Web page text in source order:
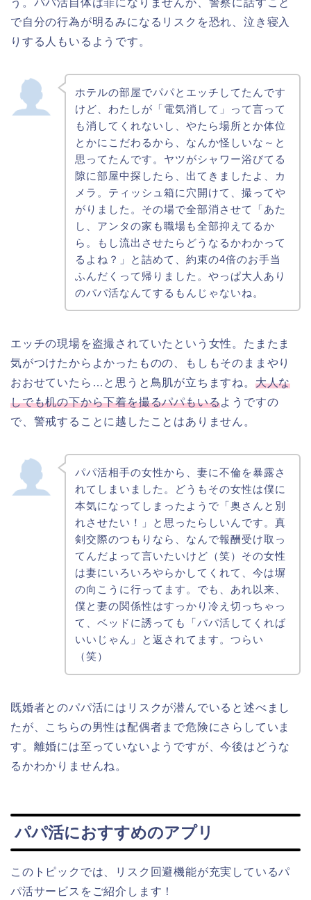
で自分の行為が明るみになるリスクを恐れ、泣き寝入
りする人もいるようです。
ホテルの部屋でパパとエッチしてたんです
けど、わたしが「電気消して」って言って
も消してくれないし、やたら場所とか体位
とかにこだわるから、なんか怪しいな～と
思ってたんです。ヤツがシャワー浴びてる
隙に部屋中探したら、出てきましたよ、カ
メラ。ティッシュ箱に穴開けて、撮ってや
がりました。その場で全部消させて「あた
し、アンタの家も職場も全部抑えてるか
ら。もし流出させたらどうなるかわかって
るよね？」と詰めて、約束の4倍のお手当
ふんだくって帰りました。やっぱ大人あり
のパパ活なんてするもんじゃないね。
エッチの現場を盗撮されていたという女性。たまたま
気がつけたからよかったものの、もしもそのままやり
おおせていたら…と思うと鳥肌が立ちますね。 大人な
しでも机の下から下着を撮るパパもいるようですの
で、警戒することに越したことはありません。
パパ活相手の女性から、妻に不倫を暴露さ
れてしまいました。どうもその女性は僕に
本気になってしまったようで「奥さんと別
れさせたい！」と思ったらしいんです。真
剣交際のつもりなら、なんで報酬受け取っ
てんだよって言いたいけど（笑）その女性
は妻にいろいろやらかしてくれて、今は塀
の向こうに行ってます。でも、あれ以来、
僕と妻の関係性はすっかり冷え切っちゃっ
て、ベッドに誘っても「パパ活してくれば
いいじゃん」と返されてます。つらい
（笑）
既婚者とのパパ活にはリスクが潜んでいると述べまし
たが、こちらの男性は配偶者まで危険にさらしていま
す。離婚には至っていないようですが、今後はどうな
るかわかりませんね。
パパ活におすすめのアプリ
このトピックでは、リスク回避機能が充実しているパ
パ活サービスをご紹介します！